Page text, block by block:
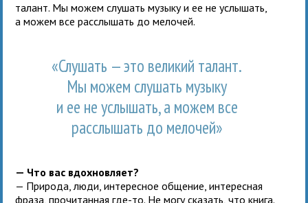
талант. Мы можем слушать музыку и ее не услышать,
а можем все расслышать до мелочей.
«Слушать — это великий талант.
Мы можем слушать музыку
и ее не услышать, а можем все
расслышать до мелочей»
— Что вас вдохновляет?
— Природа, люди, интересное общение, интересная
фраза, прочитанная где-то. Не могу сказать, что книга.